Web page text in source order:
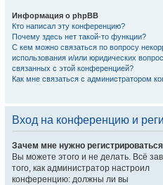
Информация о phpBB
Кто написал эту конференцию?
Почему здесь нет такой-то функции?
С кем можно связаться по вопросу
использования и/или юридических
связанных с этой конференцией?
Как мне связаться с администратором
Вход на конференцию и
Зачем мне нужно
Вы можете этого и не делать. Всё
того, как администратор настроил
конференцию: должны ли вы